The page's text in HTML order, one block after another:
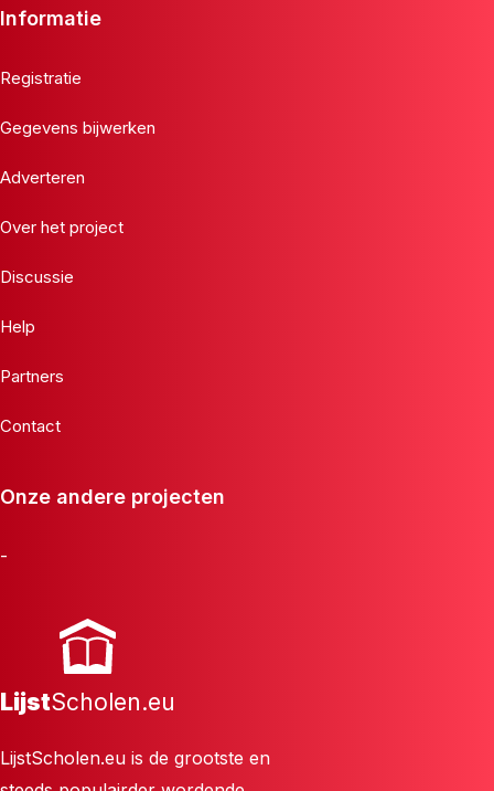
Informatie
Registratie
Gegevens bijwerken
Adverteren
Over het project
Discussie
Help
Partners
Contact
Onze andere projecten
-
LijstScholen.eu
LijstScholen.eu is de grootste en